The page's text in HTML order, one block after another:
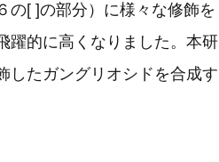
の[ ]の部分）に様々な修飾を
躍的に高くなりました。本研
したガングリオシドを合成す